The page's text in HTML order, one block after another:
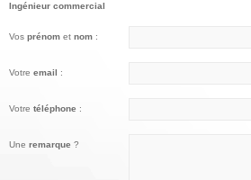
Ingénieur commercial
Vos prénom et nom :
Votre email :
Votre téléphone :
Une remarque ?